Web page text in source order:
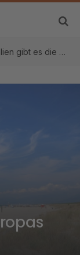
es die sichersten Strände Europas